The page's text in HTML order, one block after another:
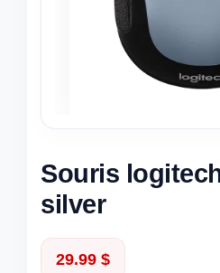
Souris
silver
29.99 $